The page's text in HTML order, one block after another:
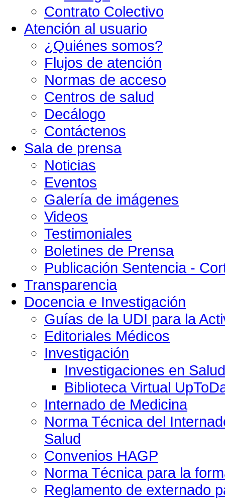
Contrato Colectivo
Atención al usuario
¿Quiénes somos?
Flujos de atención
Normas de acceso
Centros de salud
Decálogo
Contáctenos
Sala de prensa
Noticias
Eventos
Galería de imágenes
Videos
Testimoniales
Boletines de Prensa
Publicación Sentencia -
Transparencia
Docencia e Investigación
Guías de la UDI para la
Editoriales Médicos
Investigación
Investigaciones en Salud
Biblioteca Virtual
Internado de Medicina
Norma Técnica del
Salud
Convenios HAGP
Norma Técnica para la
Reglamento de externado